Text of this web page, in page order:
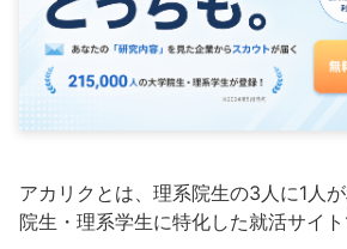
アカリクとは、理系院生の3人に1人
院生・理系学生に特化した就活サイト